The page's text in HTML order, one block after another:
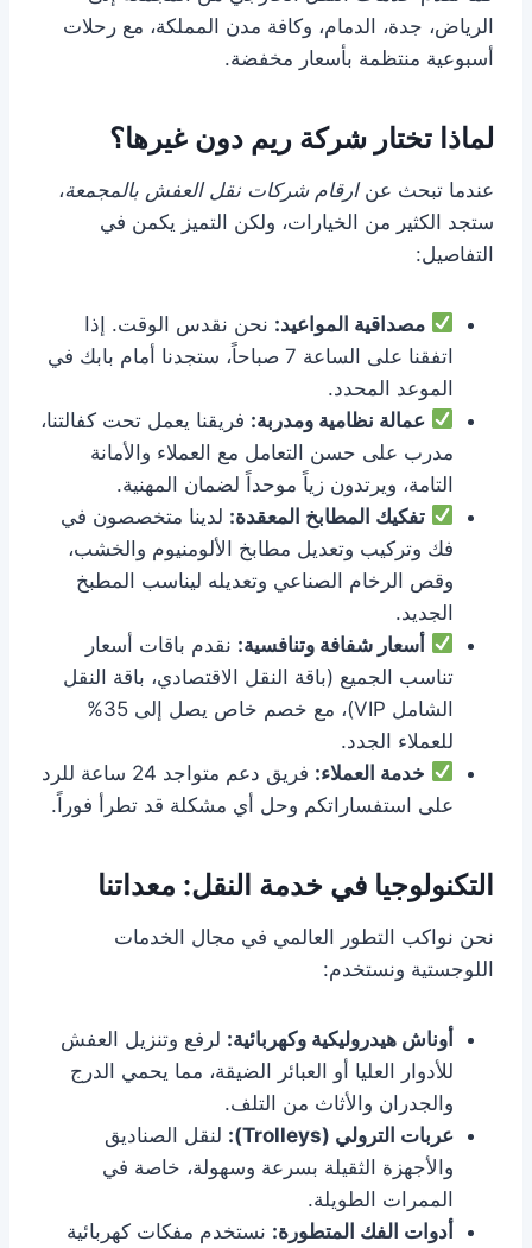
الرياض، جدة، الدمام، وكافة مدن المملكة، مع رحلات
أسبوعية منتظمة بأسعار مخفضة.
لماذا تختار شركة ريم دون غيرها؟
عندما تبحث عنارقام شركات نقل العفش بالمجمعة،
ستجد الكثير من الخيارات، ولكن التميز يكمن في
التفاصيل:
مصداقية المواعيد: نحن نقدس الوقت. إذا
اتفقنا على الساعة 7 صباحاً، ستجدنا أمام بابك في
الموعد المحدد.
عمالة نظامية ومدربة: فريقنا يعمل تحت كفالتنا،
مدرب على حسن التعامل مع العملاء والأمانة
التامة، ويرتدون زياً موحداً لضمان المهنية.
تفكيك المطابخ المعقدة: لدينا متخصصون في
فك وتركيب وتعديل مطابخ الألومنيوم والخشب،
وقص الرخام الصناعي وتعديله ليناسب المطبخ
الجديد.
أسعار شفافة وتنافسية: نقدم باقات أسعار
تناسب الجميع (باقة النقل الاقتصادي، باقة النقل
الشامل VIP)، مع خصم خاص يصل إلى 35%
للعملاء الجدد.
خدمة العملاء:
فريق دعم متواجد 24 ساعة للرد
على استفساراتكم وحل أي مشكلة قد تطرأ فوراً.
التكنولوجيا في خدمة النقل: معداتنا
نحن نواكب التطور العالمي في مجال الخدمات
اللوجستية ونستخدم:
أوناش هيدروليكية وكهربائية: لرفع وتنزيل العفش
للأدوار العليا أو العبائر الضيقة، مما يحمي الدرج
والجدران والأثاث من التلف.
عربات الترولي (Trolleys):
لنقل الصناديق
والأجهزة الثقيلة بسرعة وسهولة، خاصة في
الممرات الطويلة.
أدوات الفك المتطورة: نستخدم مفكات كهربائية